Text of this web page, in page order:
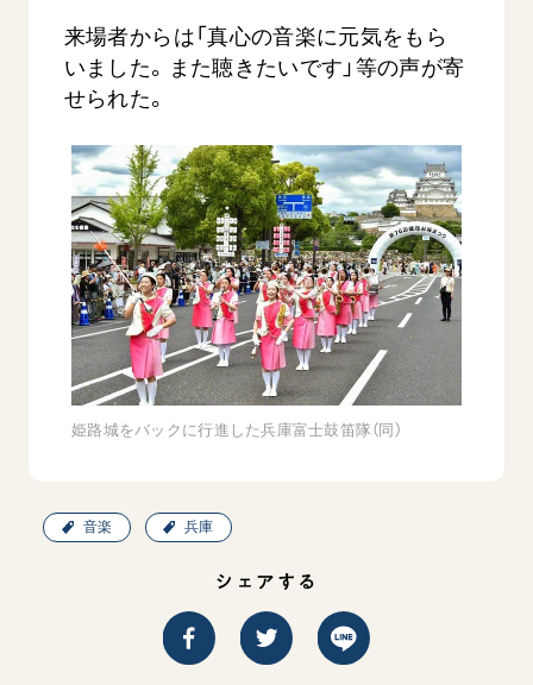
【被爆証言】「原爆の子」として生きた80年
広島県 早志百…
2026.08.06
SDGs 平和 動画
証言 広島
「三つ
来場者からは「真心の音楽に元気をもら
いました。また聴きたいです」等の声が寄
せられた。
姫路城をバックに行進した兵庫富士鼓笛隊（同）
音楽 兵庫
シェアする